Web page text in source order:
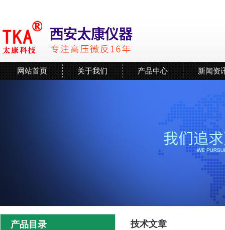
网站首页 关于我们 产品中心 新闻资
产品目录 技术文章